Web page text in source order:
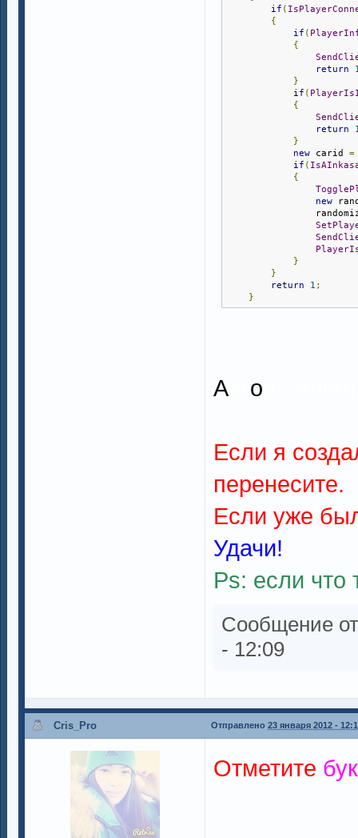
if (
{
if (
{
return
}
if (
{
return
}
new carid =
if (
{
new
}
}
return
1 ;
}
А о
Если я
перенесите.
Если уже
Удачи!
Ps: если
Сообщение
- 12:09
Cris_Pro Отправлено 23 января 2012 -
Отметите